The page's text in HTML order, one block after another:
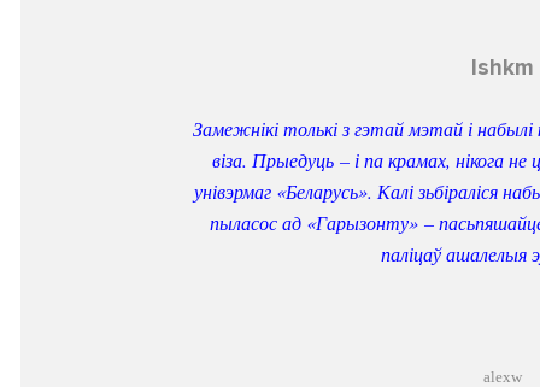
lshkm
Замежнікі толькі з гэтай мэтай і набылі
віза. Прыедуць – і па крамах, нікога
унівэрмаг «Беларусь». Калі зьбіраліся
пыласос ад «Гарызонту» –
паліцаў ашалелыя
alexw